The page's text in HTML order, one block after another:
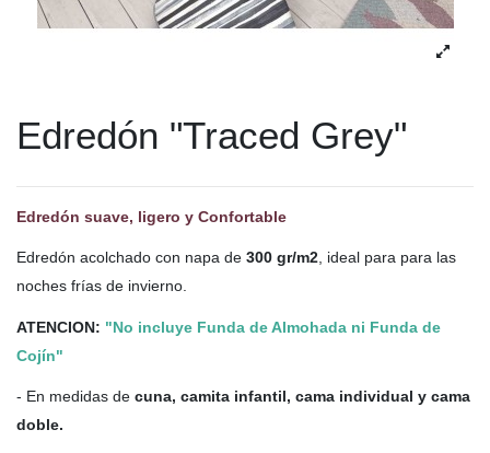
Edredón "Traced Grey"
Edredón suave, ligero y Confortable
Edredón acolchado con napa de 300 gr/m2, ideal para para las
noches frías de invierno.
ATENCION: "No incluye Funda de Almohada ni Funda de
Cojín"
- En medidas de cuna, camita infantil, cama individual y cama
doble.